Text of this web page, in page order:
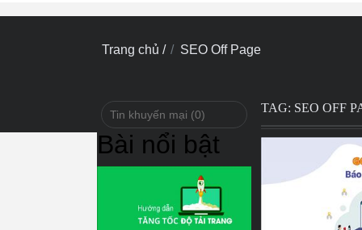
Trang chủ / SEO Off Page
Tin khuyến mại (0)
Bài nổi bật
TAG: SEO OFF